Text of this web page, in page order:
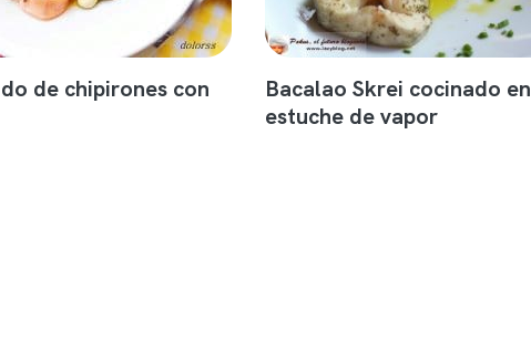
de chipirones con
Bacalao Skrei cocinado en
estuche de vapor